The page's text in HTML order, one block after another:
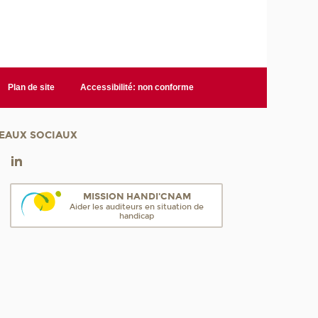
Plan de site Accessibilité: non conforme
SOCIAUX
MISSION HANDI'CNAM
Aider les auditeurs en situation de
handicap